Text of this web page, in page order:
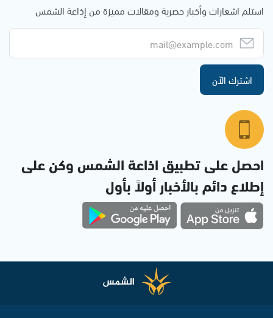
استلم اشعارات وأخبار حصرية ومقالات مميزة من إذاعة الشمس
اشترك الآن
احصل على تطبيق اذاعة الشمس وكن على
إطلاع دائم بالأخبار أولاً بأول